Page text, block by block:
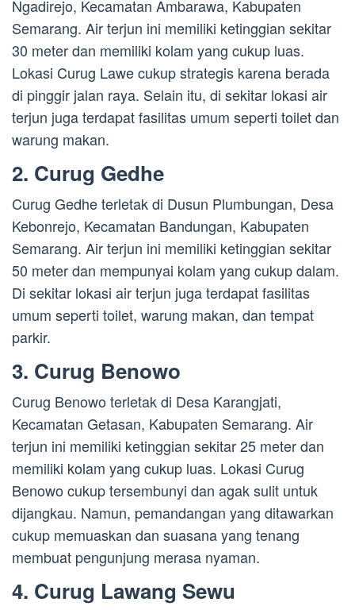
Ngadirejo, Kecamatan Ambarawa, Kabupaten
Semarang. Air terjun ini memiliki ketinggian sekitar
30 meter dan memiliki kolam yang cukup luas.
Lokasi Curug Lawe cukup strategis karena berada
di pinggir jalan raya. Selain itu, di sekitar lokasi air
terjun juga terdapat fasilitas umum seperti toilet dan
warung makan.
2. Curug Gedhe
Curug Gedhe terletak di Dusun Plumbungan, Desa
Kebonrejo, Kecamatan Bandungan, Kabupaten
Semarang. Air terjun ini memiliki ketinggian sekitar
50 meter dan mempunyai kolam yang cukup dalam.
Di sekitar lokasi air terjun juga terdapat fasilitas
umum seperti toilet, warung makan, dan tempat
parkir.
3. Curug Benowo
Curug Benowo terletak di Desa Karangjati,
Kecamatan Getasan, Kabupaten Semarang. Air
terjun ini memiliki ketinggian sekitar 25 meter dan
memiliki kolam yang cukup luas. Lokasi Curug
Benowo cukup tersembunyi dan agak sulit untuk
dijangkau. Namun, pemandangan yang ditawarkan
cukup memuaskan dan suasana yang tenang
membuat pengunjung merasa nyaman.
4. Curug Lawang Sewu